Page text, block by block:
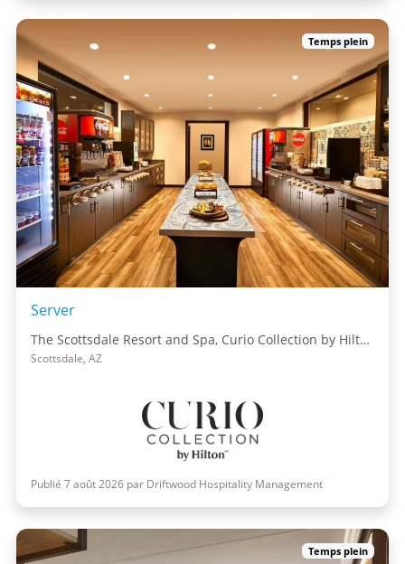
Temps plein
Server
The Scottsdale Resort and Spa, Curio Collection by Hilton
Scottsdale, AZ
Publié 7 août 2026 par Driftwood Hospitality Management
Temps plein